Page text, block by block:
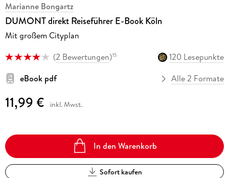
Marianne Bongartz
DUMONT direkt Reiseführer E-Book Köln
Mit großem Cityplan
(2 Bewertungen)15
120 Lesepunkte
eBook pdf
Alle 2 Formate
11,99 € inkl. Mwst.
In den Warenkorb
Sofort kaufen